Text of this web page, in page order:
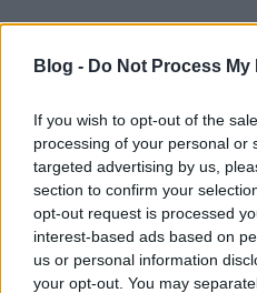
Blog - Do Not Process
If you wish to opt-out of the
processing of your personal or
targeted advertising by us,
section to confirm your
opt-out request is processed
interest-based ads based on
us or personal information
your opt-out. You may